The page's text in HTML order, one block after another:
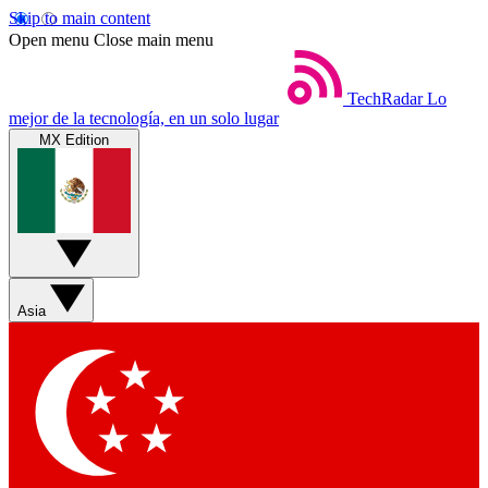
Skip to main content
Open menu Close main menu
TechRadar Lo
mejor de la tecnología, en un solo lugar
MX Edition
Asia